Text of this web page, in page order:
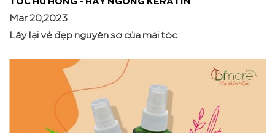
Mar 20,2023
Lấy lại vẻ đẹp nguyên sơ của mái tóc